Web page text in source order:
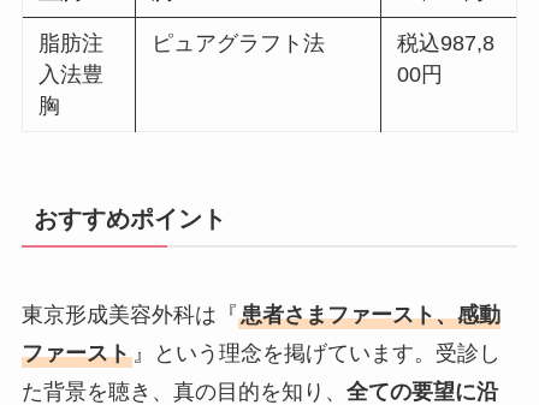
脂肪注
入法豊
胸
ピュアグラフト法
税込987,8
00円
おすすめポイント
東京形成美容外科は『患者さまファースト、感動
ファースト』という理念を掲げています。受診し
た背景を聴き、真の目的を知り、 全ての要望に沿